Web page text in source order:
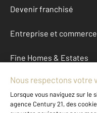
Devenir franchisé
Entreprise et commerce
Fine Homes & Estates
À propos
International